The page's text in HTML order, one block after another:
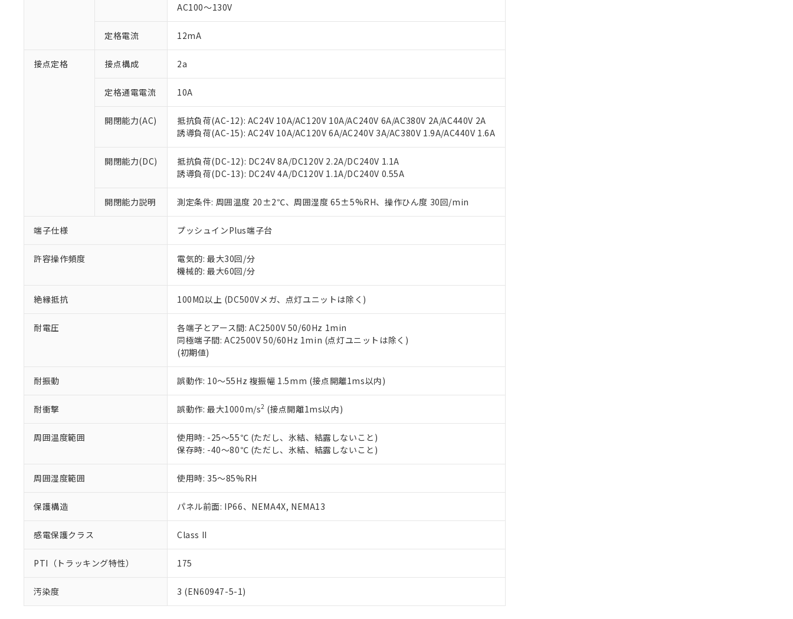
AC100～130V
定格電流 12mA
接点定格 接点構成 2a
定格通電電流 10A
開閉能力(AC)
抵抗負荷(AC-12): AC24V 10A/AC120V 10A/AC240V 6A/AC380V 2A/AC440V 2A
誘導負荷(AC-15): AC24V 10A/AC120V 6A/AC240V 3A/AC380V 1.9A/AC440V 1.6A
開閉能力(DC)
抵抗負荷(DC-12): DC24V 8A/DC120V 2.2A/DC240V 1.1A
誘導負荷(DC-13): DC24V 4A/DC120V 1.1A/DC240V 0.55A
開閉能力説明 測定条件: 周囲温度 20±2℃、周囲湿度 65±5%RH、操作ひん度 30回/min
端子仕様 プッシュインPlus端子台
許容操作頻度
電気的: 最大30回/分
機械的: 最大60回/分
絶縁抵抗 100MΩ以上 (DC500Vメガ、点灯ユニットは除く)
耐電圧
各端子とアース間: AC2500V 50/60Hz 1min
同極端子間: AC2500V 50/60Hz 1min (点灯ユニットは除く)
(初期値)
耐振動 誤動作: 10～55Hz 複振幅 1.5mm (接点開離1ms以内)
耐衝撃 誤動作: 最大1000m/s2 (接点開離1ms以内)
周囲温度範囲
使用時: -25～55℃ (ただし、氷結、結露しないこと)
保存時: -40～80℃ (ただし、氷結、結露しないこと)
周囲湿度範囲 使用時: 35～85%RH
保護構造 パネル前面: IP66、NEMA4X, NEMA13
感電保護クラス Class II
PTI（トラッキング特性） 175
汚染度 3 (EN60947-5-1)
以下の条件をお読みいただき、同意のうえご利用ください。
正式な納期状況および標準価格はお客様のお取引先、またはお客様担当のオムロン制御機器販売店・
当社販売員にご相談ください。
オムロン制御機器販売店や当社販売拠点は「販売ネットワーク
」をご確認ください。
在庫状況および標準価格結果を当社の事前の承諾なく第三者に漏洩または開示しないようお願いしま
す。
マイパーツ機能（部品リスト作成サービス）をご利用いただくには、I-Webメンバーズにご登録され
ている必要があります。
が、当社の製品・サービスに関するお客様との取引・商談に必要な範囲で利用することをご了承くだ
さい。
※当社の共同利用者とは、
いる法人を指します。
があります。
*EU RoHS指令（10物質）：
六価クロム(Cr(Ⅵ)) 1000ppm以下、ポリ臭化ビフェニル類(PBB) 1000ppm以下、ポリ臭化ジフェニルエーテル類(PBDE) 1000ppm以下、
但し、RoHS指令で産業用監視および制御機器に対する適用除外項目は除く。
フタル酸エステル類の４物質については閾値を超える意図的な使用がないことを確認しています。
※2 対応予定月
部品在庫の切り替え状況などにより、予定月が前後することがあります。
※3 非含有証明書ダウンロード
EU RoHS指令（10物質）の非含有証明書
51物質の非含有証明書（当社基準）
※本証明書は発行日時点で非含有を証明するもので、過去に遡って非含有を証明するものではありません。
また、RoHS指令のフタル酸エステル類４物質の対応では、対応完了までの期間は出荷製品に未対応品が
混在することから備考欄に対応日を記載しておりました。
既に当社にて対応品への在庫切替を完了していることから、特段のことがない限り、2022年1月12日よ
「×」：最大均質材料含有率が中国RoHSの基準値を超えていることを示します。
「－」：未確認です。当社販売部門へお問い合わせください。
Pb(鉛) :1000ppm、 Hg(水銀) : 1000ppm、 Cd(カドミウム) : 100ppm、
DBP(フタル酸ジブチル) : 1000ppm、 DIBP(フタル酸ジイソブチル) : 1000ppm、 BBP(フタル酸ブチルベンジル) : 1000ppm、
※2 環境保護使用期限
「ｅ」：有害物質（10物質）のすべてが基準値以下であることを示します。
「10」：通常の使用状況下において有害物質が外部に漏えいし、環境に深刻な影響を及ぼさない年数を意
味します。
「－」：未確認です。当社販売部門へお問い合わせください。
う）を輸出または国外への提供する場合は、日本国政府の輸出許可(または役務取引許可)を取得する
置等に一切使用いたしません。
当社は、貴社製品を第三者に販売する場合は、上記1、2および3の内容を当該第三者に通知します。
また当社は、販売先および販売に係わる関係者が違法に輸出するおそれがある場合は、取り引きをい
たしません。
記
説明
△ 一定数には満たないが在庫あり
－
在庫なし(最新の在庫状況については、お客様のお取引先、またはお客様担当のオムロン制御
機器販売店・当社販売員にご確認ください)
空
白
受注生産機種、また在庫状況の情報を公開していない機種